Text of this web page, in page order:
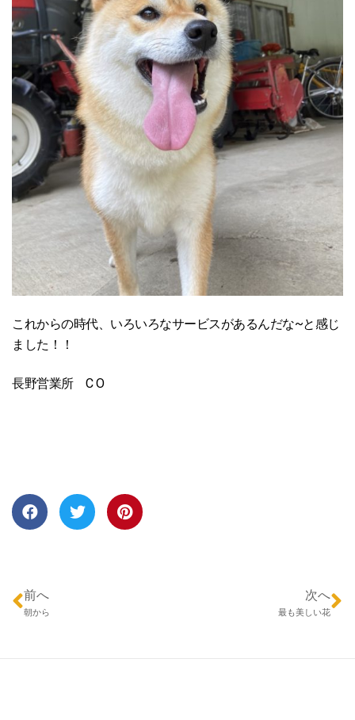
これからの時代、いろいろなサービスがあるんだな~と感じ
ました！！
長野営業所 C O
前へ
朝から
次へ
最も美しい花